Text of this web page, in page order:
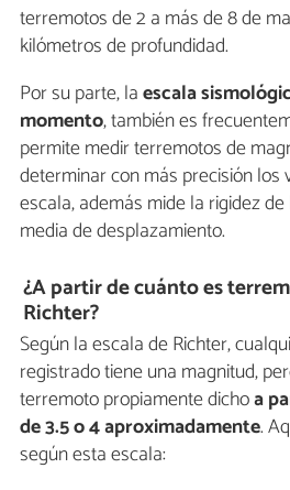
terremotos de 2 a más de 8 de
kilómetros de profundidad.
Por su parte, laescala
momento, también es
permite medir terremotos de
determinar con más precisión los
escala, además mide la rigidez
media de desplazamiento.
¿A partir de cuánto es
Richter?
Según la escala de Richter,
registrado tiene una magnitud,
terremoto propiamente dichoa
de 3.5 o 4 aproximadamente.
según esta escala: